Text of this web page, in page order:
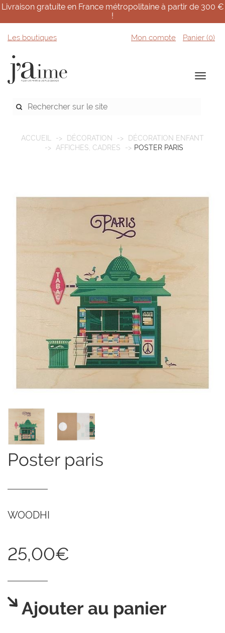
Livraison gratuite en France métropolitaine à partir de 300 €
!
Les boutiques Mon compte Panier (0)
ACCUEIL DÉCORATION
DÉCORATION ENFANT
AFFICHES, CADRES
POSTER PARIS
poster paris
WOODHI
25,00€
Ajouter au panier